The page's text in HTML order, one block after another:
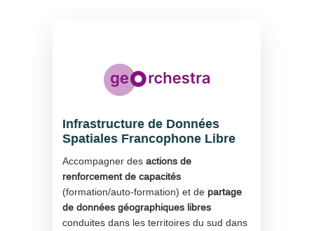
Infrastructure de Données
Spatiales Francophone Libre
Accompagner desactions de
renforcement de capacités
(formation/auto-formation) et de partage
de données géographiques libres
conduites dans les territoires du sud dans